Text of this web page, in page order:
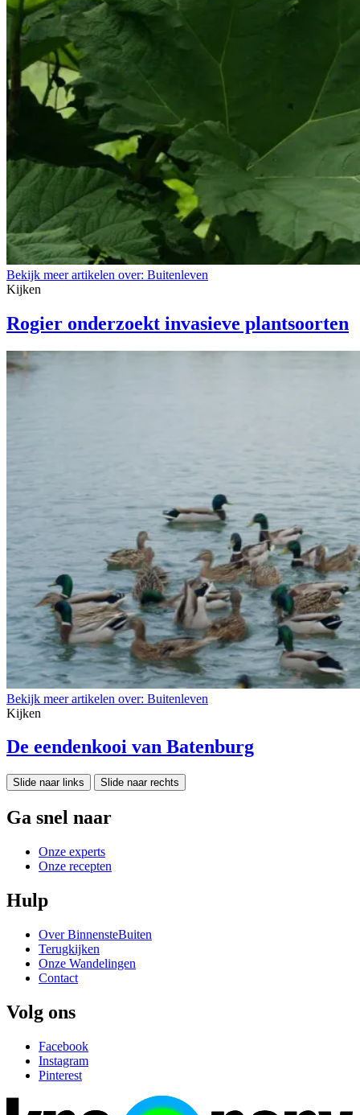
Bekijk meer artikelen over: Buitenleven
Kijken
Rogier onderzoekt invasieve plantsoorten
Bekijk meer artikelen over: Buitenleven
Kijken
De eendenkooi van Batenburg
Slide naar links Slide naar rechts
Ga snel naar
Onze experts
Onze recepten
Hulp
Over BinnensteBuiten
Terugkijken
Onze Wandelingen
Contact
Volg ons
Facebook
Instagram
Pinterest